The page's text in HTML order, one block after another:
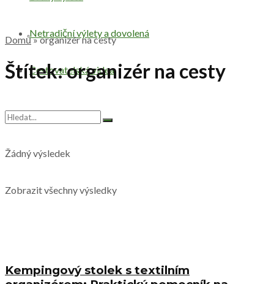
Netradiční výlety a dovolená
Cestovatelská videa
Žádný výsledek
Zobrazit všechny výsledky
Domů»organizér na cesty
Štítek:organizér na cesty
Kempingový stolek s textilním